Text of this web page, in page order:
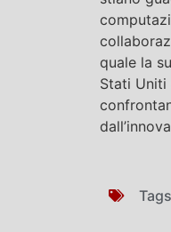
quale la
Stati Uniti